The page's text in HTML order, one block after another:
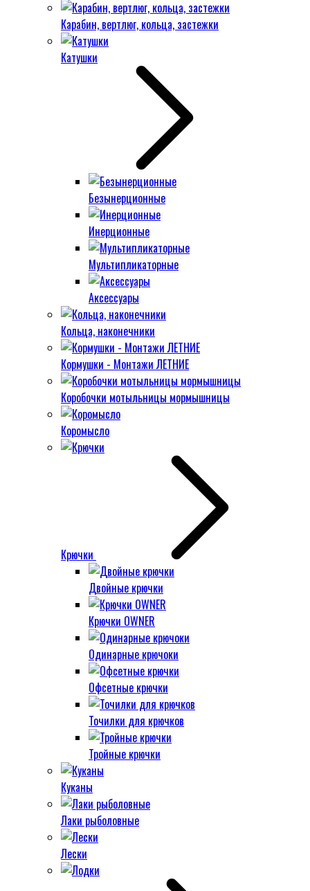
Карабин, вертлюг, кольца, застежки
Катушки
Безынерционные
Инерционные
Мультипликаторные
Аксессуары
Кольца, наконечники
Кормушки - Монтажи ЛЕТНИЕ
Коробочки мотыльницы мормышницы
Коромысло
Крючки
Двойные крючки
Крючки OWNER
Одинарные крючоки
Офсетные крючки
Точилки для крючков
Тройные крючки
Куканы
Лаки рыболовные
Лески